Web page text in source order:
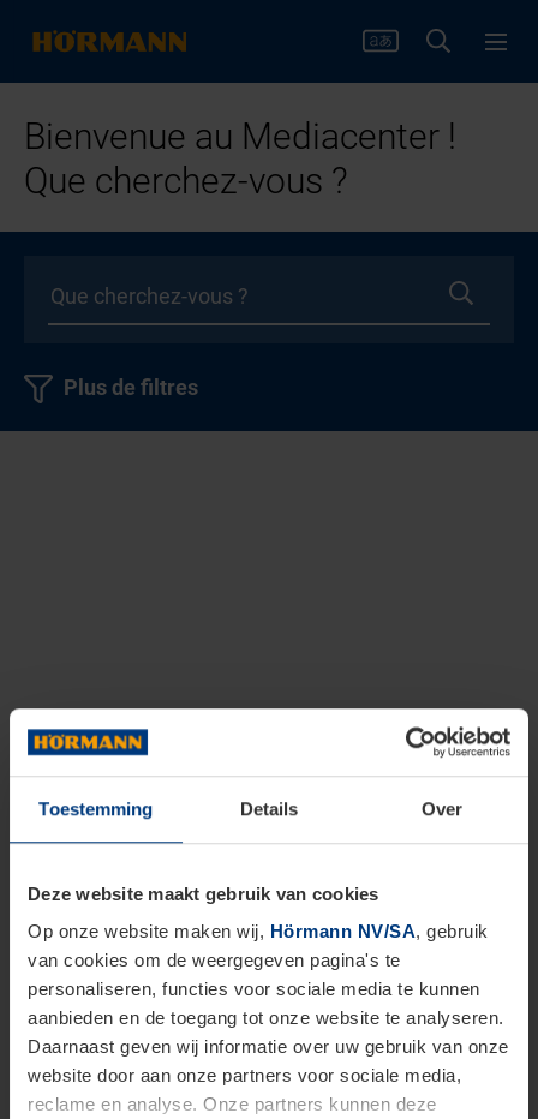
Toestemming Details Over
Deze website maakt gebruik van cookies
Op onze website maken wij, Hörmann NV/SA, gebruik
van cookies om de weergegeven pagina's te
personaliseren, functies voor sociale media te kunnen
aanbieden en de toegang tot onze website te analyseren.
Daarnaast geven wij informatie over uw gebruik van onze
website door aan onze partners voor sociale media,
reclame en analyse. Onze partners kunnen deze
Bienvenue au Mediacenter !
Que cherchez-vous ?
Plus de filtres